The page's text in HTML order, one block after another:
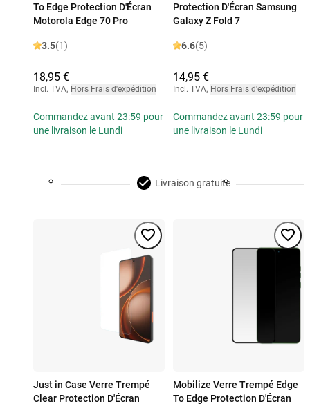
To Edge Protection D'Écran
Motorola Edge 70 Pro
3.5(1)
18,95 €
Incl. TVA, Hors Frais d'expédition
Commandez avant 23:59 pour
une livraison le Lundi
Protection D'Écran Samsung
Galaxy Z Fold 7
6.6(5)
14,95 €
Incl. TVA, Hors Frais d'expédition
Commandez avant 23:59 pour
une livraison le Lundi
Livraison gratuite
Just in Case Verre Trempé
Clear Protection D'Écran
Mobilize Verre Trempé Edge
To Edge Protection D'Écran